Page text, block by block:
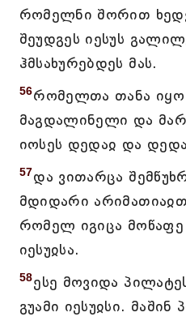
რომელნი შორით
შეუდგეს იესუს
ჰმსახურებდეს მას.
56რომელთა თანა იყო
მაგდალინელი და
იოსეს დედაჲ და
57და ვითარცა
მდიდარი
რომელ იგიცა
იესუჲსა.
58ესე მოვიდა
გუამი იესუჲსი. მაშინ